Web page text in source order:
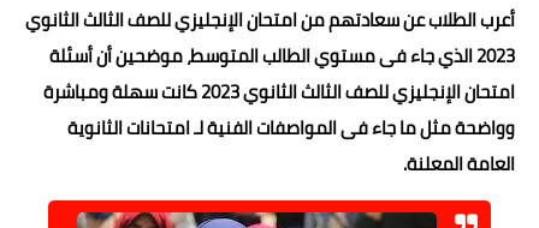
فن المطبخ
مقالات
أعرب الطلاب عن سعادتهم من امتحان الإنجليزي للصف الثالث الثانوي
2023 الذي جاء فى مستوي الطالب المتوسط، موضحين أن أسئلة
امتحان الإنجليزي للصف الثالث الثانوي 2023 كانت سهلة ومباشرة
وواضحة مثل ما جاء فى المواصفات الفنية لـ امتحانات الثانوية
العامة المعلنة.